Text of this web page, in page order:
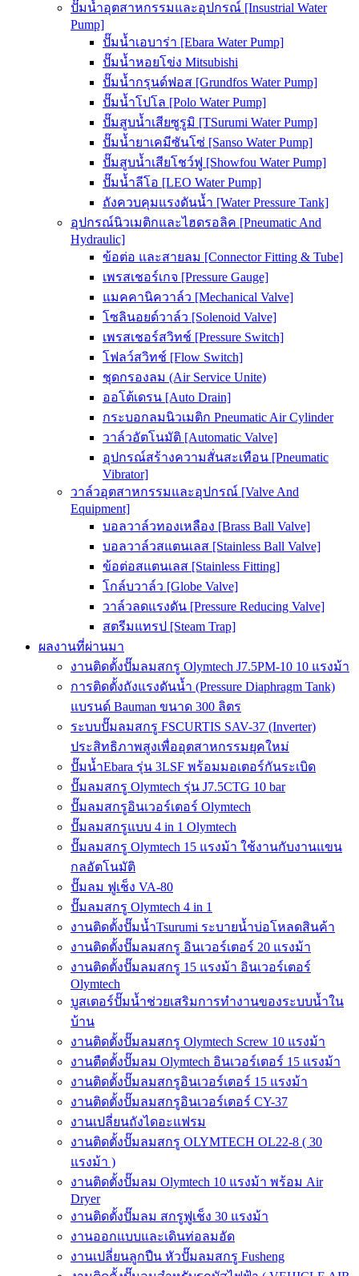
ปั๊มน้ำอุตสาหกรรมและอุปกรณ์ [Insustrial Water
Pump]
ปั๊มน้ำเอบาร่า [Ebara Water Pump]
ปั๊มน้ำหอยโข่ง Mitsubishi
ปั๊มน้ำกรุนด์ฟอส [Grundfos Water Pump]
ปั๊มน้ำโปโล [Polo Water Pump]
ปั๊มสูบน้ำเสียซูรูมิ [TSurumi Water Pump]
ปั๊มน้ำยาเคมีซันโซ่ [Sanso Water Pump]
ปั๊มสูบน้ำเสียโชว์ฟู [Showfou Water Pump]
ปั๊มน้ำลีโอ [LEO Water Pump]
ถังควบคุมแรงดันน้ำ [Water Pressure Tank]
อุปกรณ์นิวเมติกและไฮดรอลิค [Pneumatic And
Hydraulic]
ข้อต่อ และสายลม [Connector Fitting & Tube]
เพรสเชอร์เกจ [Pressure Gauge]
แมคคานิควาล์ว [Mechanical Valve]
โซลินอยด์วาล์ว [Solenoid Valve]
เพรสเชอร์สวิทช์ [Pressure Switch]
โฟลว์สวิทช์ [Flow Switch]
ชุดกรองลม (Air Service Unite)
ออโต้เดรน [Auto Drain]
กระบอกลมนิวเมติก Pneumatic Air Cylinder
วาล์วอัตโนมัติ [Automatic Valve]
อุปกรณ์สร้างความสั่นสะเทือน [Pneumatic
Vibrator]
วาล์วอุตสาหกรรมและอุปกรณ์ [Valve And
Equipment]
บอลวาล์วทองเหลือง [Brass Ball Valve]
บอลวาล์วสแตนเลส [Stainless Ball Valve]
ข้อต่อสแตนเลส [Stainless Fitting]
โกล์บวาล์ว [Globe Valve]
วาล์วลดแรงดัน [Pressure Reducing Valve]
สตรีมแทรป [Steam Trap]
ผลงานที่ผ่านมา
งานติดตั้งปั๊มลมสกรู Olymtech J7.5PM-10 10 แรงม้า
การติดตั้งถังแรงดันน้ำ (Pressure Diaphragm Tank)
แบรนด์ Bauman ขนาด 300 ลิตร
ระบบปั๊มลมสกรู FSCURTIS SAV-37 (Inverter)
ประสิทธิภาพสูงเพื่ออุตสาหกรรมยุคใหม่
ปั๊มน้ำEbara รุ่น 3LSF พร้อมมอเตอร์กันระเบิด
ปั๊มลมสกรู Olymtech รุ่น J7.5CTG 10 bar
ปั๊มลมสกรูอินเวอร์เตอร์ Olymtech
ปั๊มลมสกรูแบบ 4 in 1 Olymtech
ปั๊มลมสกรู Olymtech 15 แรงม้า ใช้งานกับงานแขน
กลอัตโนมัติ
ปั๊มลม ฟูเช็ง VA-80
ปั๊มลมสกรู Olymtech 4 in 1
งานติดตั้งปั๊มน้ำTsurumi ระบายน้ำบ่อโหลดสินค้า
งานติดตั้งปั๊มลมสกรู อินเวอร์เตอร์ 20 แรงม้า
งานติดตั้งปั๊มลมสกรู 15 แรงม้า อินเวอร์เตอร์
Olymtech
บูสเตอร์ปั๊มน้ำช่วยเสริมการทำงานของระบบน้ำใน
บ้าน
งานติดตั้งปั๊มลมสกรู Olymtech Screw 10 แรงม้า
งานตืดตั้งปั๊มลม Olymtech อินเวอร์เตอร์ 15 แรงม้า
งานติดตั้งปั๊มลมสกรูอินเวอร์เตอร์ 15 แรงม้า
งานติดตั้งปั๊มลมสกรูอินเวอร์เตอร์ CY-37
งานเปลี่ยนถังไดอะแฟรม
งานติดตั้งปั๊มลมสกรู OLYMTECH OL22-8 ( 30
แรงม้า )
งานติดตั้งปั๊มลม Olymtech 10 แรงม้า พร้อม Air
Dryer
งานติดตั้งปั๊มลม สกรูฟูเช็ง 30 แรงม้า
งานออกแบบและเดินท่อลมอัด
งานเปลี่ยนลูกปืน หัวปั๊มลมสกรู Fusheng